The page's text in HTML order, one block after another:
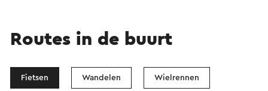
Routes in de buurt
Fietsen Wandelen Wielrennen